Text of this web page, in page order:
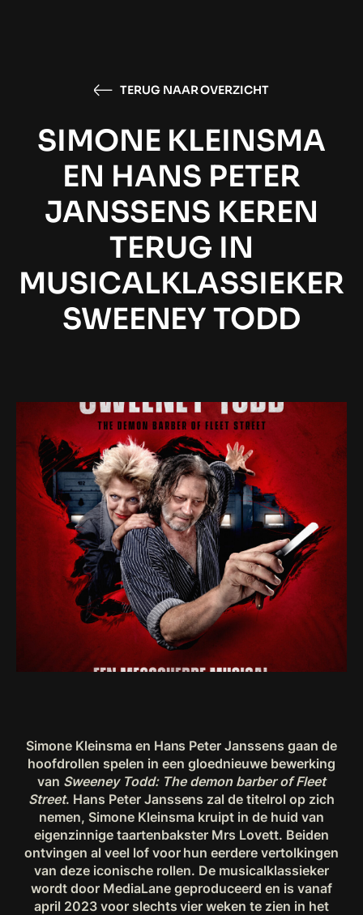
TERUG NAAR OVERZICHT
SIMONE KLEINSMA
EN HANS PETER
JANSSENS KEREN
TERUG IN
MUSICALKLASSIEKER
SWEENEY TODD
Simone Kleinsma en Hans Peter Janssens gaan de
hoofdrollen spelen in een gloednieuwe bewerking
van Sweeney Todd: The demon barber of Fleet
Street. Hans Peter Janssens zal de titelrol op zich
nemen, Simone Kleinsma kruipt in de huid van
eigenzinnige taartenbakster Mrs Lovett. Beiden
ontvingen al veel lof voor hun eerdere vertolkingen
van deze iconische rollen. De musicalklassieker
wordt door MediaLane geproduceerd en is vanaf
april 2023 voor slechts vier weken te zien in het